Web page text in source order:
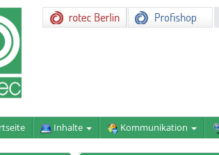
Inhalte Kommunikation